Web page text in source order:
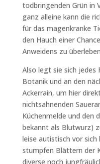
todbringenden Grün in
ganz alleine kann die
für das magenkranke
den Hauch einer
Anweidens zu
Also legt sie sich jedes
Botanik und an den
Ackerrain, um hier
nichtsahnenden
Küchenmelde und den
bekannt als Blutwurz)
leise autistisch vor
stumpfen Blättern der
diverse noch